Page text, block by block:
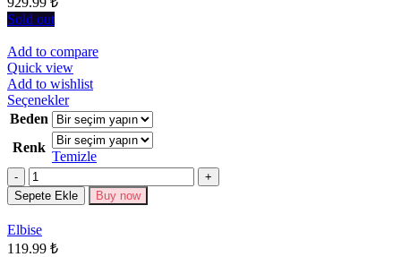
Sold out
Add to compare
Quick view
Add to wishlist
SeçeneklerBu
ürünün
birden
fazla
varyasyonu
Seçenekler
Beden
Renk
Temizle
Miktar
Sepete Ekle Buy now
Elbise
119.99 ₺